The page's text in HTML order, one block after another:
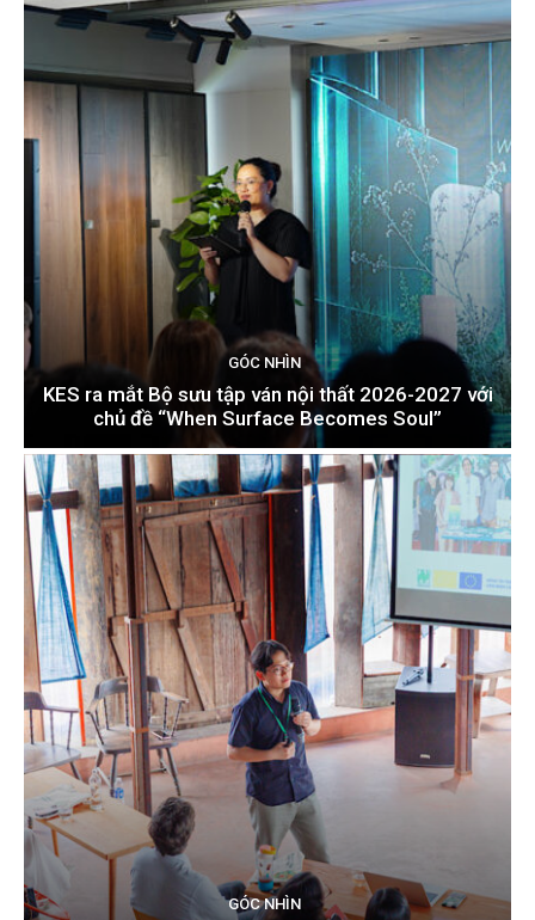
GÓC NHÌN
KES ra mắt Bộ sưu tập ván nội thất 2026-2027 với
chủ đề “When Surface Becomes Soul”
GÓC NHÌN